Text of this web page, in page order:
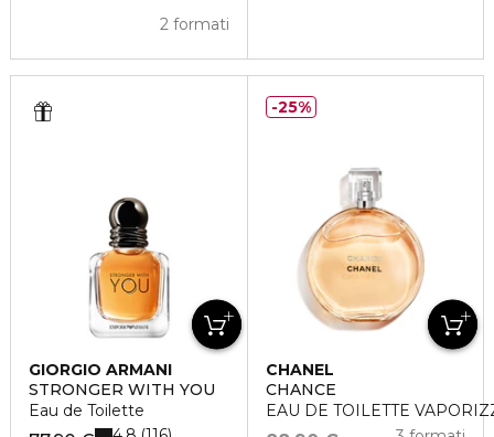
2 formati
GIORGIO ARMANI
STRONGER WITH YOU
Eau de Toilette
CHANEL
CHANCE
EAU DE TOILETTE
25%